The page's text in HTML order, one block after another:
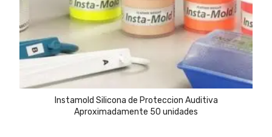
Instamold Silicona de Proteccion Auditiva
Aproximadamente 50 unidades